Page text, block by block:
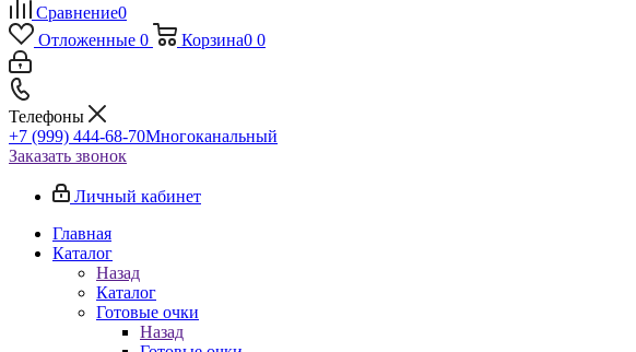
Сравнение0
Отложенные 0 Корзина0 0
Телефоны
+7 (999) 444-68-70Многоканальный
Заказать звонок
Личный кабинет
Главная
Каталог
Назад
Каталог
Готовые очки
Назад